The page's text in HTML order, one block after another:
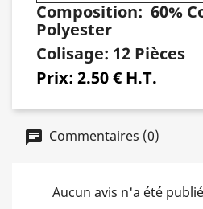
Composition: 60%
Polyester
Colisage: 12 Pièces
Prix: 2.50 € H.T.
Commentaires (0)
Aucun avis n'a été